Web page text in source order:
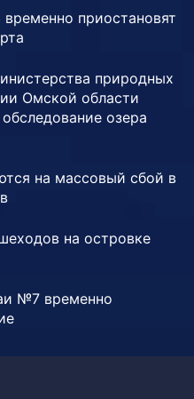
приостановят
природных
Омской области
озера
на массовый сбой в
на островке
№7 временно